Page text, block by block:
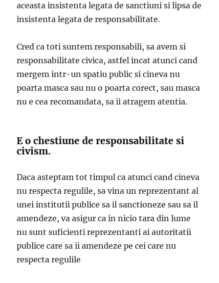
aceasta insistenta legata de sanctiuni si lipsa de
insistenta legata de responsabilitate.
Cred ca toti suntem responsabili, sa avem si
responsabilitate civica, astfel incat atunci cand
mergem intr-un spatiu public si cineva nu
poarta masca sau nu o poarta corect, sau masca
nu e cea recomandata, sa ii atragem atentia.
E o chestiune de responsabilitate si
civism.
Daca asteptam tot timpul ca atunci cand cineva
nu respecta regulile, sa vina un reprezentant al
unei institutii publice sa il sanctioneze sau sa il
amendeze, va asigur ca in nicio tara din lume
nu sunt suficienti reprezentanti ai autoritatii
publice care sa ii amendeze pe cei care nu
respecta regulile